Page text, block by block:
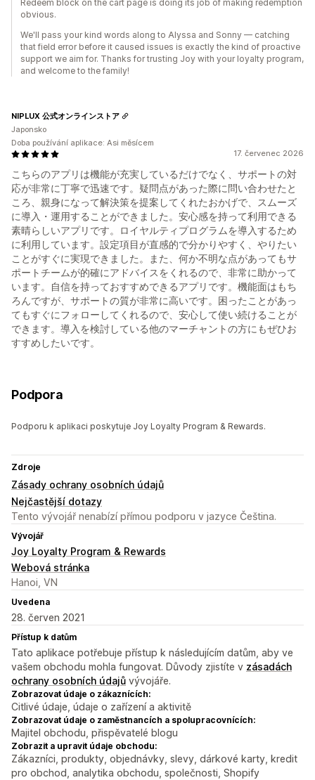
Redeem block on the cart page is doing its job of making redemption
obvious.
We'll pass your kind words along to Alyssa and Sonny — catching
that field error before it caused issues is exactly the kind of proactive
support we aim for. Thanks for trusting Joy with your loyalty program,
and welcome to the family!
17. červenec 2026
こちらのアプリは機能が充実しているだけでなく、サポートの対
応が非常に丁寧で迅速です。疑問点があった際に問い合わせたと
ころ、親身になって解決策を提案してくれたおかげで、スムーズ
に導入・運用することができました。安心感を持って利用できる
素晴らしいアプリです。ロイヤルティプログラムを導入するため
に利用しています。設定項目が直感的で分かりやすく、やりたい
ことがすぐに実現できました。また、何か不明な点があってもサ
ポートチームが的確にアドバイスをくれるので、非常に助かって
います。自信を持っておすすめできるアプリです。機能面はもち
ろんですが、サポートの質が非常に高いです。困ったことがあっ
てもすぐにフォローしてくれるので、安心して使い続けることが
できます。導入を検討している他のマーチャントの方にもぜひお
すすめしたいです。
NIPLUX 公式オンラインストア
Japonsko
Doba používání aplikace: Asi měsícem
Podpora
Podporu k aplikaci poskytuje Joy Loyalty Program & Rewards.
Zdroje
Zásady ochrany osobních údajů
Nejčastější dotazy
Tento vývojář nenabízí přímou podporu v jazyce Čeština.
Vývojář
Joy Loyalty Program & Rewards
Webová stránka
Hanoi, VN
Uvedena
28. červen 2021
Přístup k datům
Tato aplikace potřebuje přístup k následujícím datům, aby ve
vašem obchodu mohla fungovat. Důvody zjistíte v zásadách
ochrany osobních údajů vývojáře.
Zobrazovat údaje o zákaznících:
Citlivé údaje, údaje o zařízení a aktivitě
Zobrazovat údaje o zaměstnancích a spolupracovnících:
Majitel obchodu, přispěvatelé blogu
Zobrazit a upravit údaje obchodu:
Zákazníci, produkty, objednávky, slevy, dárkové karty, kredit
pro obchod, analytika obchodu, společnosti, Shopify